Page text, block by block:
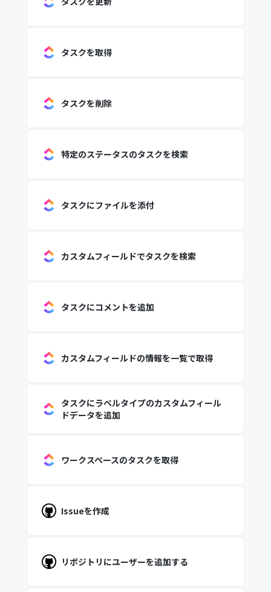
タスクを取得
タスクを削除
特定のステータスのタスクを検索
タスクにファイルを添付
カスタムフィールドでタスクを検索
タスクにコメントを追加
カスタムフィールドの情報を一覧で取得
タスクにラベルタイプのカスタムフィール
ドデータを追加
ワークスペースのタスクを取得
Issueを作成
リポジトリにユーザーを追加する